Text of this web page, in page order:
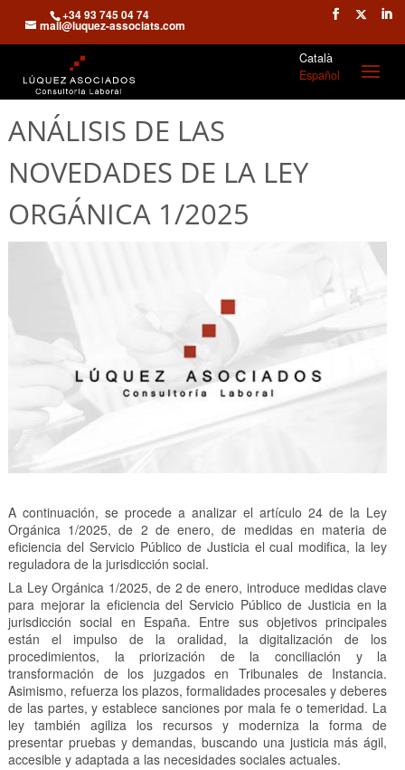
+34 93 745 04 74
mail@luquez-associats.com
Català
Español
ANÁLISIS DE LAS
NOVEDADES DE LA LEY
ORGÁNICA 1/2025
A continuación, se procede a analizar el artículo 24 de la Ley
Orgánica 1/2025, de 2 de enero, de medidas en materia de
eficiencia del Servicio Público de Justicia el cual modifica, la ley
reguladora de la jurisdicción social.
La Ley Orgánica 1/2025, de 2 de enero, introduce medidas clave
para mejorar la eficiencia del Servicio Público de Justicia en la
jurisdicción social en España. Entre sus objetivos principales
están el impulso de la oralidad, la digitalización de los
procedimientos, la priorización de la conciliación y la
transformación de los juzgados en Tribunales de Instancia.
Asimismo, refuerza los plazos, formalidades procesales y deberes
de las partes, y establece sanciones por mala fe o temeridad. La
ley también agiliza los recursos y moderniza la forma de
presentar pruebas y demandas, buscando una justicia más ágil,
accesible y adaptada a las necesidades sociales actuales.